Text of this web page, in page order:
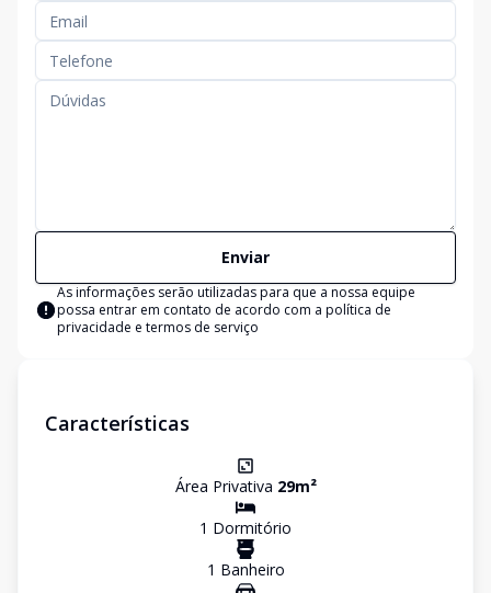
Enviar
As informações serão utilizadas para que a nossa equipe
possa entrar em contato de acordo com a política de
privacidade e termos de serviço
Características
Área Privativa 29m²
1 Dormitório
1 Banheiro